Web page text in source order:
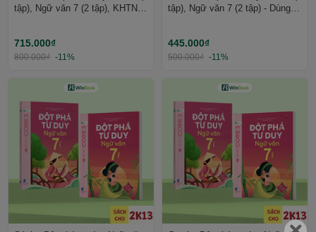
tập), Ngữ văn 7 (2 tập), KHTN 7
715.000₫
800.000₫ -11%
tập), Ngữ văn 7 (2 tập) - Dùng
445.000₫
500.000₫ -11%